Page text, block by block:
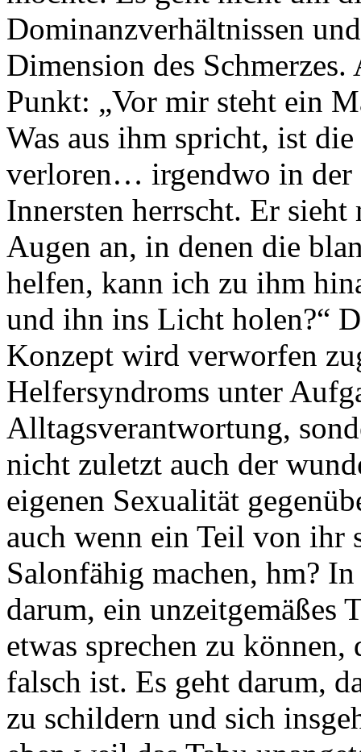
Dominanzverhältnissen
Dimension des
Punkt: „Vor mir steht ein
Was aus ihm spricht, ist
verloren… irgendwo in der
Innersten herrscht. Er
Augen an, in denen die
helfen, kann ich zu ihm
und ihn ins Licht holen?“
Konzept wird verworfen
Helfersyndroms unter
Alltagsverantwortung,
nicht zuletzt auch der
eigenen Sexualität
auch wenn ein Teil von ihr
Salonfähig machen, hm?
darum, ein unzeitgemäßes
etwas sprechen zu
falsch ist. Es geht darum,
zu schildern und sich